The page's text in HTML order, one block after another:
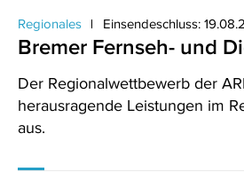
Regionales Einsendeschluss:
Bremer Fernseh- und
Der Regionalwettbewerb der
herausragende Leistungen im
aus.